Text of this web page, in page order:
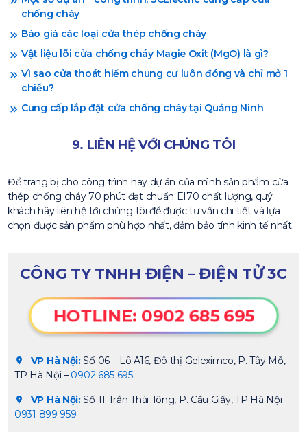
chống cháy
Báo giá các loại cửa thép chống cháy
Vật liệu lõi cửa chống cháy Magie Oxit (MgO) là gì?
Vì sao cửa thoát hiểm chung cư luôn đóng và chỉ mở 1
chiều?
Cung cấp lắp đặt cửa chống cháy tại Quảng Ninh
9. LIÊN HỆ VỚI CHÚNG TÔI
Để trang bị cho công trình hay dự án của mình sản phẩm cửa
thép chống cháy 70 phút đạt chuẩn EI70 chất lượng, quý
khách hãy liên hệ tới chúng tôi để được tư vấn chi tiết và lựa
chọn được sản phẩm phù hợp nhất, đảm bảo tính kinh tế nhất.
CÔNG TY TNHH ĐIỆN – ĐIỆN TỬ 3C
HOTLINE: 0902 685 695
VP Hà Nội:Số 06 – Lô A16, Đô thị Geleximco, P. Tây Mỗ,
TP Hà Nội – 0902 685 695
VP Hà Nội:Số 11 Trần Thái Tông, P. Cầu Giấy, TP Hà Nội –
0931 899 959